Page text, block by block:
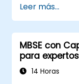
necesidad
física; Utilizar
y gestionar
Implementar
modelado de
Leer más...
MBSE con
para
14 Horas